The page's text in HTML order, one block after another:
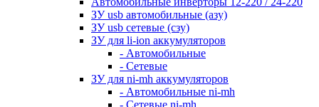
ЗУ usb автомобильные (азу)
ЗУ usb сетевые (сзу)
ЗУ для li-ion аккумуляторов
- Автомобильные
- Сетевые
ЗУ для ni-mh аккумуляторов
- Автомобильные ni-mh
- Сетевые ni-mh